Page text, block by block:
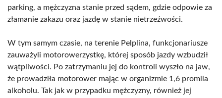
parking, a mężczyzna stanie przed sądem, gdzie odpowie za
złamanie zakazu oraz jazdę w stanie nietrzeźwości.
W tym samym czasie, na terenie Pelplina, funkcjonariusze
zauważyli motorowerzystkę, której sposób jazdy wzbudził
wątpliwości. Po zatrzymaniu jej do kontroli wyszło na jaw,
że prowadziła motorower mając w organizmie 1,6 promila
alkoholu. Tak jak w przypadku mężczyzny, również jej